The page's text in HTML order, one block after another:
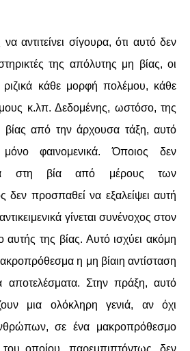
αντιτείνει σίγουρα, ότι αυτό δεν
της απόλυτης μη βίας, οι
ριζικά κάθε μορφή πολέμου, κάθε
κ.λπ. Δεδομένης, ωστόσο, της
βίας από την άρχουσα τάξη, αυτό
μόνο φαινομενικά. Όποιος δεν
στη βία από μέρους των
δεν προσπαθεί να εξαλείψει αυτή
γίνεται συνένοχος στον
της βίας. Αυτό ισχύει ακόμη
η μη βίαιη αντίσταση
αποτελέσματα. Στην πράξη, αυτό
μια ολόκληρη γενιά, αν όχι
σε ένα μακροπρόθεσμο